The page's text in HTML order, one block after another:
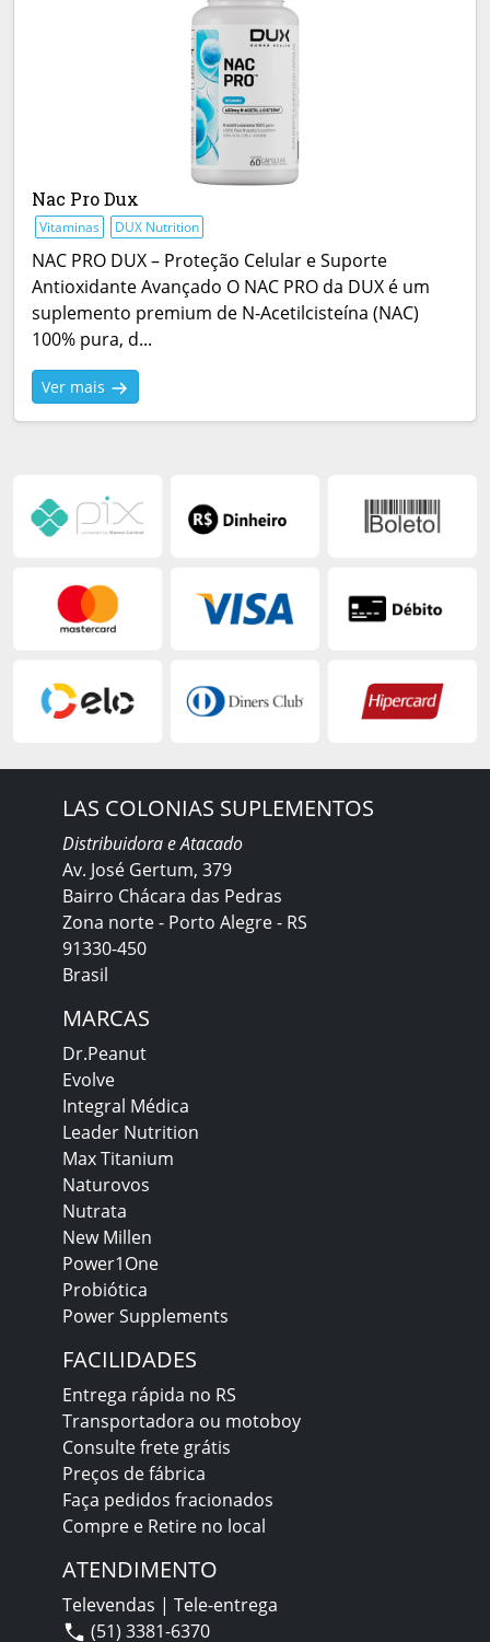
Nac Pro Dux
Vitaminas DUX Nutrition
NAC PRO DUX – Proteção Celular e Suporte
Antioxidante Avançado O NAC PRO da DUX é um
suplemento premium de N-Acetilcisteína (NAC)
100% pura, d...
Ver mais
LAS COLONIAS SUPLEMENTOS
Distribuidora e Atacado
Av. José Gertum, 379
Bairro Chácara das Pedras
Zona norte - Porto Alegre - RS
91330-450
Brasil
MARCAS
Dr.Peanut
Evolve
Integral Médica
Leader Nutrition
Max Titanium
Naturovos
Nutrata
New Millen
Power1One
Probiótica
Power Supplements
FACILIDADES
Entrega rápida no RS
Transportadora ou motoboy
Consulte frete grátis
Preços de fábrica
Faça pedidos fracionados
Compre e Retire no local
ATENDIMENTO
Televendas | Tele-entrega
(51) 3381-6370